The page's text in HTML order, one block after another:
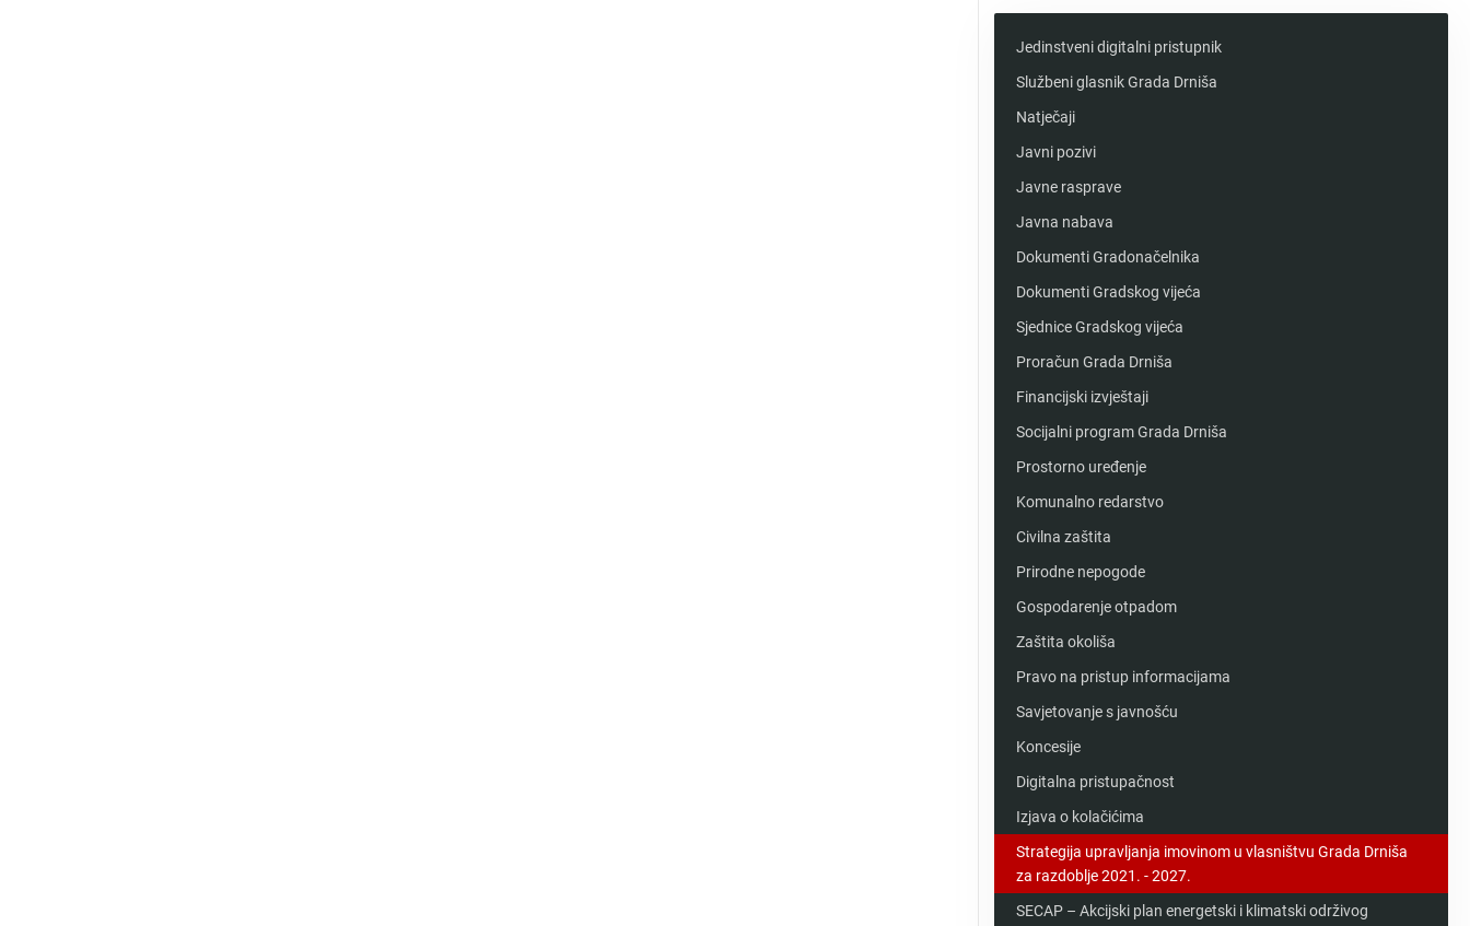
Jedinstveni digitalni pristupnik
Službeni glasnik Grada Drniša
Natječaji
Javni pozivi
Javne rasprave
Javna nabava
Dokumenti Gradonačelnika
Dokumenti Gradskog vijeća
Sjednice Gradskog vijeća
Proračun Grada Drniša
Financijski izvještaji
Socijalni program Grada Drniša
Prostorno uređenje
Komunalno redarstvo
Civilna zaštita
Prirodne nepogode
Gospodarenje otpadom
Zaštita okoliša
Pravo na pristup informacijama
Savjetovanje s javnošću
Koncesije
Digitalna pristupačnost
Izjava o kolačićima
Strategija upravljanja imovinom u vlasništvu Grada Drniša
za razdoblje 2021. - 2027.
SECAP – Akcijski plan energetski i klimatski održivog